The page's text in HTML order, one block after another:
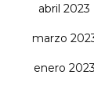
abril 2023
marzo
enero 2023